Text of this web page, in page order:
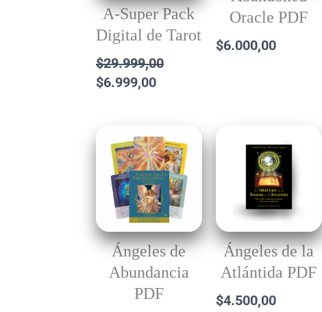
A-Super Pack
Digital de Tarot
$29.999,00
$6.999,00
Oracle PDF
$6.000,00
Ángeles de
Abundancia
PDF
Ángeles de la
Atlántida PDF
$4.500,00